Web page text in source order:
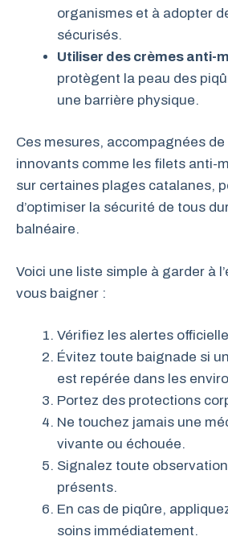
organismes et à adopter
sécurisés.
Utiliser des crèmes anti-
protègent la peau des
une barrière physique.
Ces mesures, accompagnées
innovants comme les filets anti-
sur certaines plages catalanes,
d’optimiser la sécurité de tous
balnéaire.
Voici une liste simple à garder à
vous baigner :
Vérifiez les alertes
Évitez toute baignade si
est repérée dans les
Portez des protections
Ne touchez jamais une
vivante ou échouée.
Signalez toute
présents.
En cas de piqûre,
soins immédiatement.